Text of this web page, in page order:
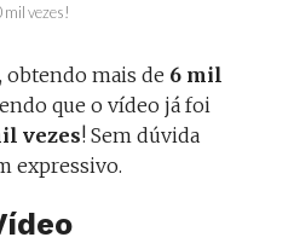
mil vezes!
obtendo mais de 6 mil
que o vídeo já foi
vezes! Sem dúvida
expressivo.